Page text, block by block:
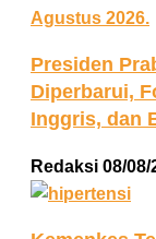
Presiden
Diperbarui,
Inggris, dan
Redaksi 08/08/